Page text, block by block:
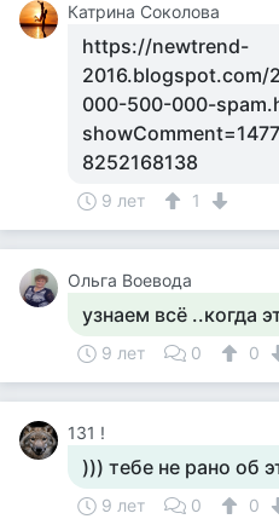
Катрина Соколова
https://newtrend-
000-500-000-
8252168138
9 лет 1
Ольга Воевода
узнаем всё ..когда
9 лет 0 0
131 !
))) тебе не рано об
9 лет 0 0